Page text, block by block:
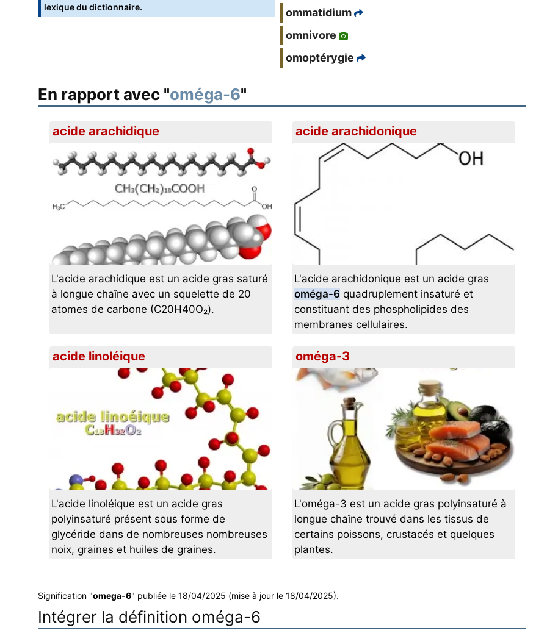
lexique du dictionnaire.
ommatidium
omnivore
omoptérygie
En rapport avec "oméga-6"
acide arachidique
L'acide arachidique est un acide gras saturé
à longue chaîne avec un squelette de 20
atomes de carbone (C20H40O₂).
acide arachidonique
L'acide arachidonique est un acide gras
oméga-6 quadruplement insaturé et
constituant des phospholipides des
membranes cellulaires.
acide linoléique
L'acide linoléique est un acide gras
polyinsaturé présent sous forme de
glycéride dans de nombreuses nombreuses
noix, graines et huiles de graines.
oméga-3
L'oméga-3 est un acide gras polyinsaturé à
longue chaîne trouvé dans les tissus de
certains poissons, crustacés et quelques
plantes.
Signification "omega-6" publiée le 18/04/2025 (mise à jour le 18/04/2025).
Intégrer la définition oméga-6